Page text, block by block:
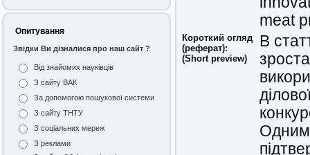
Опитування
Звідки Ви дізналися про наш сайт ?
Від знайомих науківців
З сайту ВАК
За допомогою пошукової системи
З сайту ТНТУ
З соціальних мереж
З реклами
meat
Короткий огляд
(реферат):
(Short preview)
В
Одним